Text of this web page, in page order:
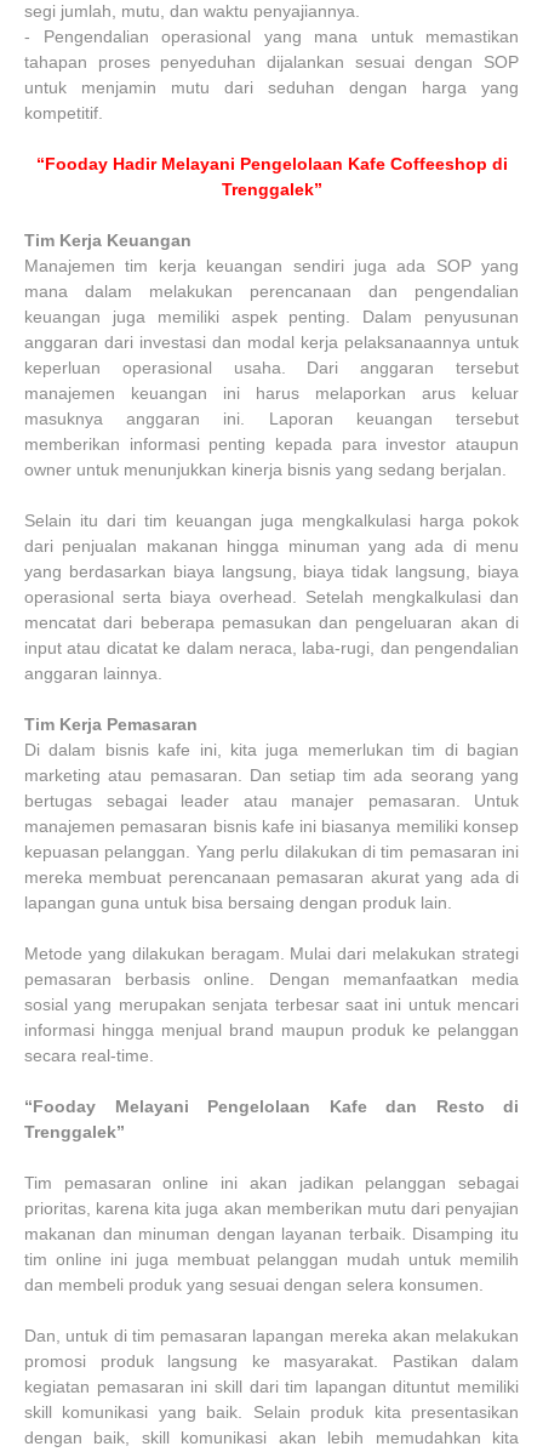
segi jumlah, mutu, dan waktu penyajiannya.
-
Pengendalian operasional yang mana untuk memastikan
tahapan proses penyeduhan dijalankan sesuai dengan SOP
untuk menjamin mutu dari seduhan dengan harga yang
kompetitif.
“Fooday Hadir Melayani Pengelolaan Kafe Coffeeshop di
Trenggalek”
Tim Kerja Keuangan
Manajemen tim kerja keuangan sendiri juga ada SOP yang
mana dalam melakukan perencanaan dan pengendalian
keuangan juga memiliki aspek penting. Dalam penyusunan
anggaran dari investasi dan modal kerja pelaksanaannya untuk
keperluan operasional usaha. Dari anggaran tersebut
manajemen keuangan ini harus melaporkan arus keluar
masuknya anggaran ini. Laporan keuangan tersebut
memberikan informasi penting kepada para investor ataupun
owner untuk menunjukkan kinerja bisnis yang sedang berjalan.
Selain itu dari tim keuangan juga mengkalkulasi harga pokok
dari penjualan makanan hingga minuman yang ada di menu
yang berdasarkan biaya langsung, biaya tidak langsung, biaya
operasional serta biaya overhead. Setelah mengkalkulasi dan
mencatat dari beberapa pemasukan dan pengeluaran akan di
input atau dicatat ke dalam neraca, laba-rugi, dan pengendalian
anggaran lainnya.
Tim Kerja Pemasaran
Di dalam bisnis kafe ini, kita juga memerlukan tim di bagian
marketing atau pemasaran. Dan setiap tim ada seorang yang
bertugas sebagai leader atau manajer pemasaran. Untuk
manajemen pemasaran bisnis kafe ini biasanya memiliki konsep
kepuasan pelanggan. Yang perlu dilakukan di tim pemasaran ini
mereka membuat perencanaan pemasaran akurat yang ada di
lapangan guna untuk bisa bersaing dengan produk lain.
Metode yang dilakukan beragam. Mulai dari melakukan strategi
pemasaran berbasis online. Dengan memanfaatkan media
sosial yang merupakan senjata terbesar saat ini untuk mencari
informasi hingga menjual brand maupun produk ke pelanggan
secara real-time.
“Fooday Melayani Pengelolaan Kafe dan Resto di
Trenggalek”
Tim pemasaran online ini akan jadikan pelanggan sebagai
prioritas, karena kita juga akan memberikan mutu dari penyajian
makanan dan minuman dengan layanan terbaik. Disamping itu
tim online ini juga membuat pelanggan mudah untuk memilih
dan membeli produk yang sesuai dengan selera konsumen.
Dan, untuk di tim pemasaran lapangan mereka akan melakukan
promosi produk langsung ke masyarakat. Pastikan dalam
kegiatan pemasaran ini skill dari tim lapangan dituntut memiliki
skill komunikasi yang baik. Selain produk kita presentasikan
dengan baik, skill komunikasi akan lebih memudahkan kita